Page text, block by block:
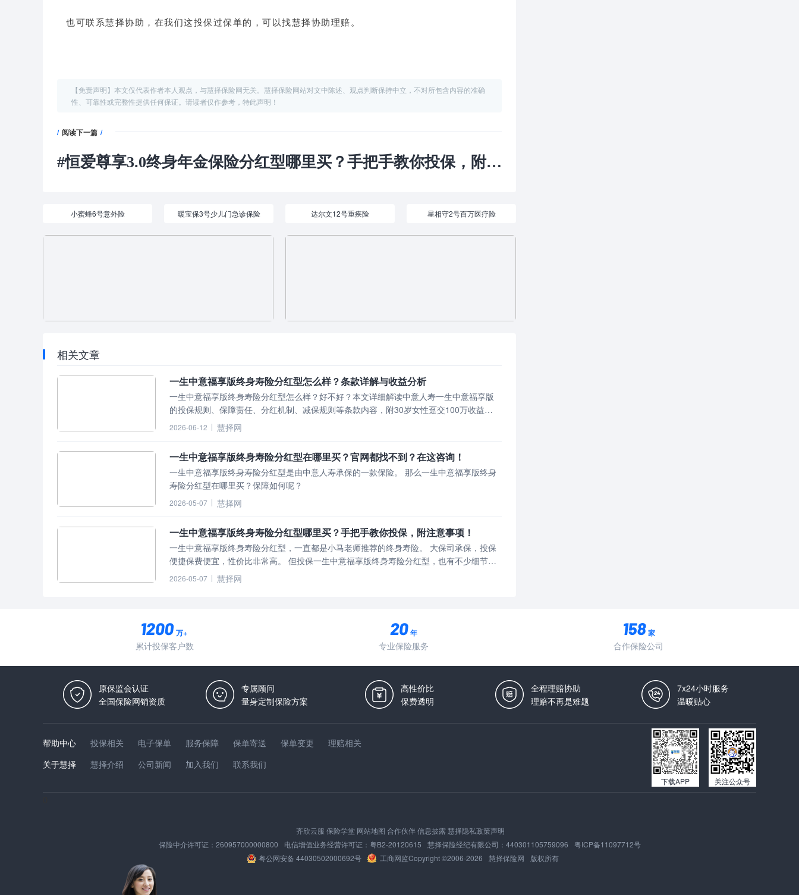
也可联系慧择协助，在我们这投保过保单的，可以找慧择协助理赔。
【免责声明】本文仅代表作者本人观点，与慧择保险网无关。慧择保险网站对文中陈述、观点判断保持中立，不对所包含内容的准确
性、可靠性或完整性提供任何保证。请读者仅作参考，特此声明！
/ 阅读下一篇 /
#恒爱尊享3.0终身年金保险分红型哪里买？手把手教你投保，附注意事项！
小蜜蜂6号意外险 暖宝保3号少儿门急诊保险 达尔文12号重疾险 星相守2号百万医疗险
相关文章
一生中意福享版终身寿险分红型怎么样？条款详解与收益分析
一生中意福享版终身寿险分红型怎么样？好不好？本文详细解读中意人寿一生中意福享版
的投保规则、保障责任、分红机制、减保规则等条款内容，附30岁女性趸交100万收益案
例。
2026-06-12 慧择网
一生中意福享版终身寿险分红型在哪里买？官网都找不到？在这咨询！
一生中意福享版终身寿险分红型是由中意人寿承保的一款保险。 那么一生中意福享版终身
寿险分红型在哪里买？保障如何呢？
2026-05-07 慧择网
一生中意福享版终身寿险分红型哪里买？手把手教你投保，附注意事项！
一生中意福享版终身寿险分红型，一直都是小马老师推荐的终身寿险。 大保司承保，投保
便捷保费便宜，性价比非常高。 但投保一生中意福享版终身寿险分红型，也有不少细节要
注意。
2026-05-07 慧择网
万+
累计投保客户数
年
专业保险服务
家
合作保险公司
原保监会认证
全国保险网销资质
专属顾问
量身定制保险方案
高性价比
保费透明
全程理赔协助
理赔不再是难题
7x24小时服务
温暖贴心
帮助中心 投保相关 电子保单 服务保障 保单寄送 保单变更
理赔相关
关于慧择
慧择介绍 公司新闻 加入我们 联系我们
下载APP 关注公众号
齐欣云服 保险学堂 网站地图 合作伙伴信息披露慧择隐私政策声明
保险中介许可证： 260957000000800 电信增值业务经营许可证： 粤B2-20120615 慧择保险经纪有限公司： 440301105759096
粤ICP备11097712号
粤公网安备 44030502000692号
工商网监Copyright ©2006-2026 慧择保险网 版权所有